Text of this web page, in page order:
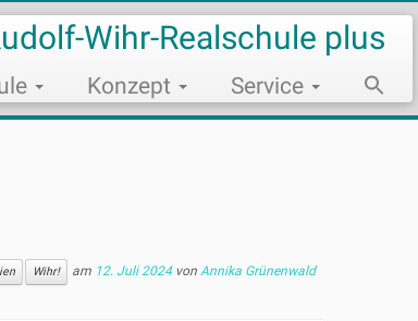
Wihr-Realschule plus
Konzept Service
for:
Search
Wihr! am 12. Juli 2024 von Annika Grünenwald